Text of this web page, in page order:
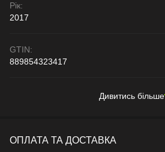
Рік:
2017
GTIN:
889854323417
Дивитись більше
ОПЛАТА ТА ДОСТАВКА